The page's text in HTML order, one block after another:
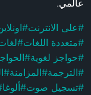
عالمي.
#على الانترنت#
#متعددة اللغات#
#حواجز لغوية#
#الترجمة#المزامنة#
#تسجيل صوت#ألوغا